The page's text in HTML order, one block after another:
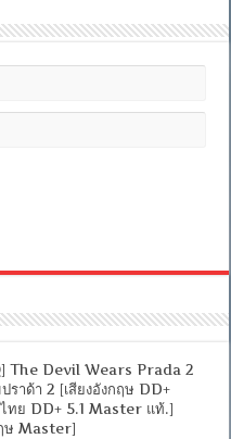
The Devil Wears Prada 2
ราด้า 2 [เสียงอังกฤษ DD+
ทย DD+ 5.1 Master แท้.]
ษ Master]